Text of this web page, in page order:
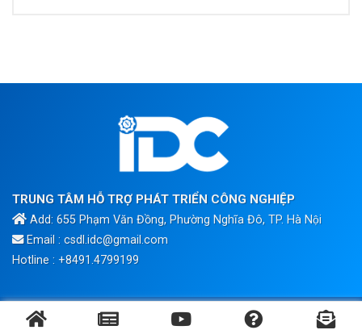
TRUNG TÂM HỖ TRỢ PHÁT TRIỂN CÔNG NGHIỆP
Add: 655 Phạm Văn Đồng, Phường Nghĩa Đô, TP. Hà Nội
Email : csdl.idc@gmail.com
Hotline : +8491.4799199
Bản quyền ©2020 thuộc về Trung Tâm Hỗ Trợ Phát Triển Công